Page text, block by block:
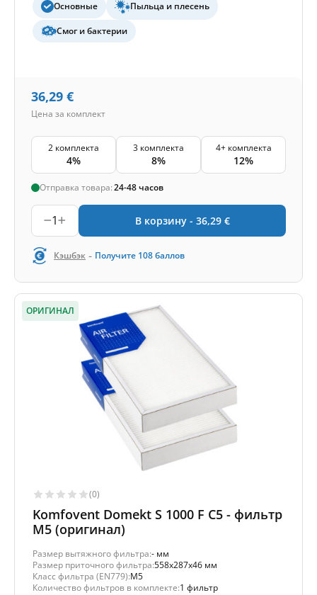
Основные Пыльца и плесень
Смог и бактерии
36,29 €
Цена за комплект
2 комплекта
4%
3 комплекта
8%
4+ комплекта
12%
Отправка товара:24-48 часов
1 В корзину - 36,29 €
Кэшбэк - Получите 108баллов
ОРИГИНАЛ
(0)
Komfovent Domekt S 1000 F C5 - фильтр
M5 (оригинал)
Размер вытяжного фильтра:- мм
Размер приточного фильтра:558x287x46 мм
Класс фильтра (EN779):M5
Количество фильтров в комплекте:1 фильтр